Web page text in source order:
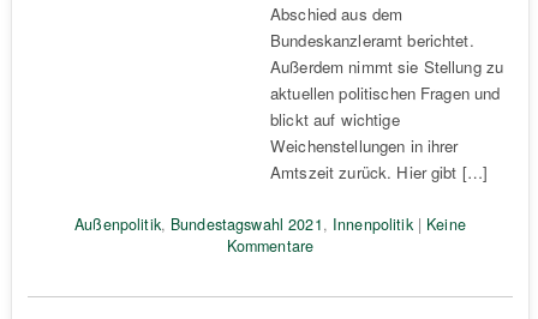
Abschied aus dem
Bundeskanzleramt berichtet.
Außerdem nimmt sie Stellung zu
aktuellen politischen Fragen und
blickt auf wichtige
Weichenstellungen in ihrer
Amtszeit zurück. Hier gibt […]
Außenpolitik, Bundestagswahl 2021, Innenpolitik| Keine
Kommentare